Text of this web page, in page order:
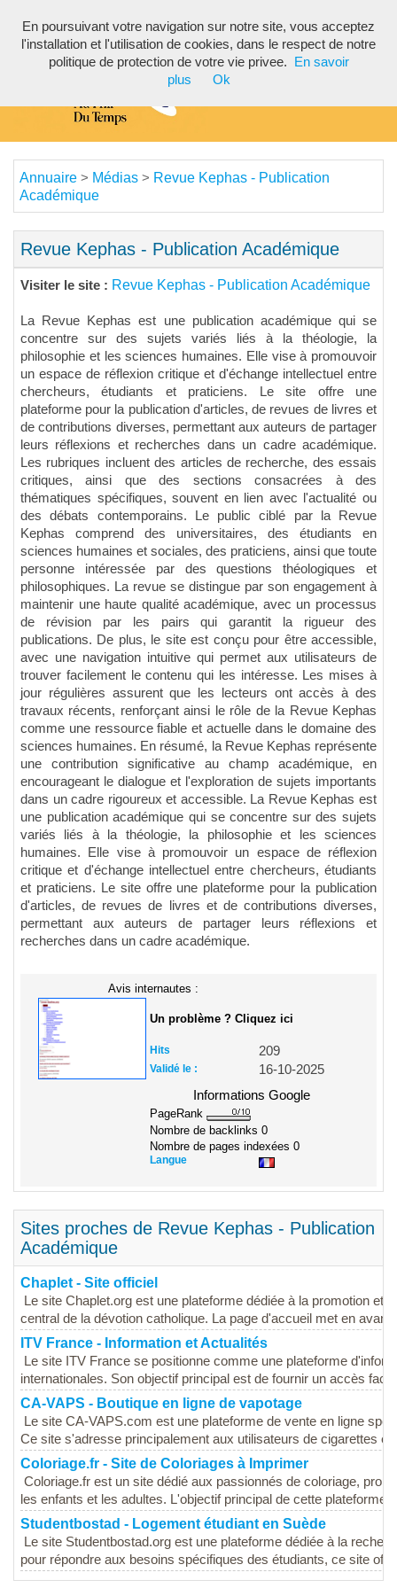
Annuaire > Médias > Revue Kephas - Publication
Académique
Revue Kephas - Publication Académique
Visiter le site : Revue Kephas - Publication Académique
La Revue Kephas est une publication académique qui se
concentre sur des sujets variés liés à la théologie, la
philosophie et les sciences humaines. Elle vise à promouvoir
un espace de réflexion critique et d'échange intellectuel entre
chercheurs, étudiants et praticiens. Le site offre une
plateforme pour la publication d'articles, de revues de livres et
de contributions diverses, permettant aux auteurs de partager
leurs réflexions et recherches dans un cadre académique.
Les rubriques incluent des articles de recherche, des essais
critiques, ainsi que des sections consacrées à des
thématiques spécifiques, souvent en lien avec l'actualité ou
des débats contemporains. Le public ciblé par la Revue
Kephas comprend des universitaires, des étudiants en
sciences humaines et sociales, des praticiens, ainsi que toute
personne intéressée par des questions théologiques et
philosophiques. La revue se distingue par son engagement à
maintenir une haute qualité académique, avec un processus
de révision par les pairs qui garantit la rigueur des
publications. De plus, le site est conçu pour être accessible,
avec une navigation intuitive qui permet aux utilisateurs de
trouver facilement le contenu qui les intéresse. Les mises à
jour régulières assurent que les lecteurs ont accès à des
travaux récents, renforçant ainsi le rôle de la Revue Kephas
comme une ressource fiable et actuelle dans le domaine des
sciences humaines. En résumé, la Revue Kephas représente
une contribution significative au champ académique, en
encourageant le dialogue et l'exploration de sujets importants
dans un cadre rigoureux et accessible. La Revue Kephas est
une publication académique qui se concentre sur des sujets
variés liés à la théologie, la philosophie et les sciences
humaines. Elle vise à promouvoir un espace de réflexion
critique et d'échange intellectuel entre chercheurs, étudiants
et praticiens. Le site offre une plateforme pour la publication
d'articles, de revues de livres et de contributions diverses,
permettant aux auteurs de partager leurs réflexions et
recherches dans un cadre académique.
Avis internautes :
Un problème ? Cliquez ici
Hits 209
Validé le :
16-10-2025
Informations Google
PageRank
Nombre de backlinks 0
Nombre de pages indexées 0
Langue
Sites proches de Revue Kephas - Publication
Académique
Chaplet - Site officiel
Le site Chaplet.org est une plateforme dédiée à la promotion et
central de la dévotion catholique. La page d'accueil met en
ITV France - Information et Actualités
Le site ITV France se positionne comme une plateforme
internationales. Son objectif principal est de fournir un accès
CA-VAPS - Boutique en ligne de vapotage
Le site CA-VAPS.com est une plateforme de vente en ligne
Ce site s'adresse principalement aux utilisateurs de cigarettes
Coloriage.fr - Site de Coloriages à Imprimer
Coloriage.fr est un site dédié aux passionnés de coloriage,
les enfants et les adultes. L'objectif principal de cette plateforme
Studentbostad - Logement étudiant en Suède
Le site Studentbostad.org est une plateforme dédiée à la
pour répondre aux besoins spécifiques des étudiants, ce site
En poursuivant votre navigation sur notre site, vous acceptez
l'installation et l'utilisation de cookies, dans le respect de notre
politique de protection de votre vie privee.
En savoir
plus
Ok